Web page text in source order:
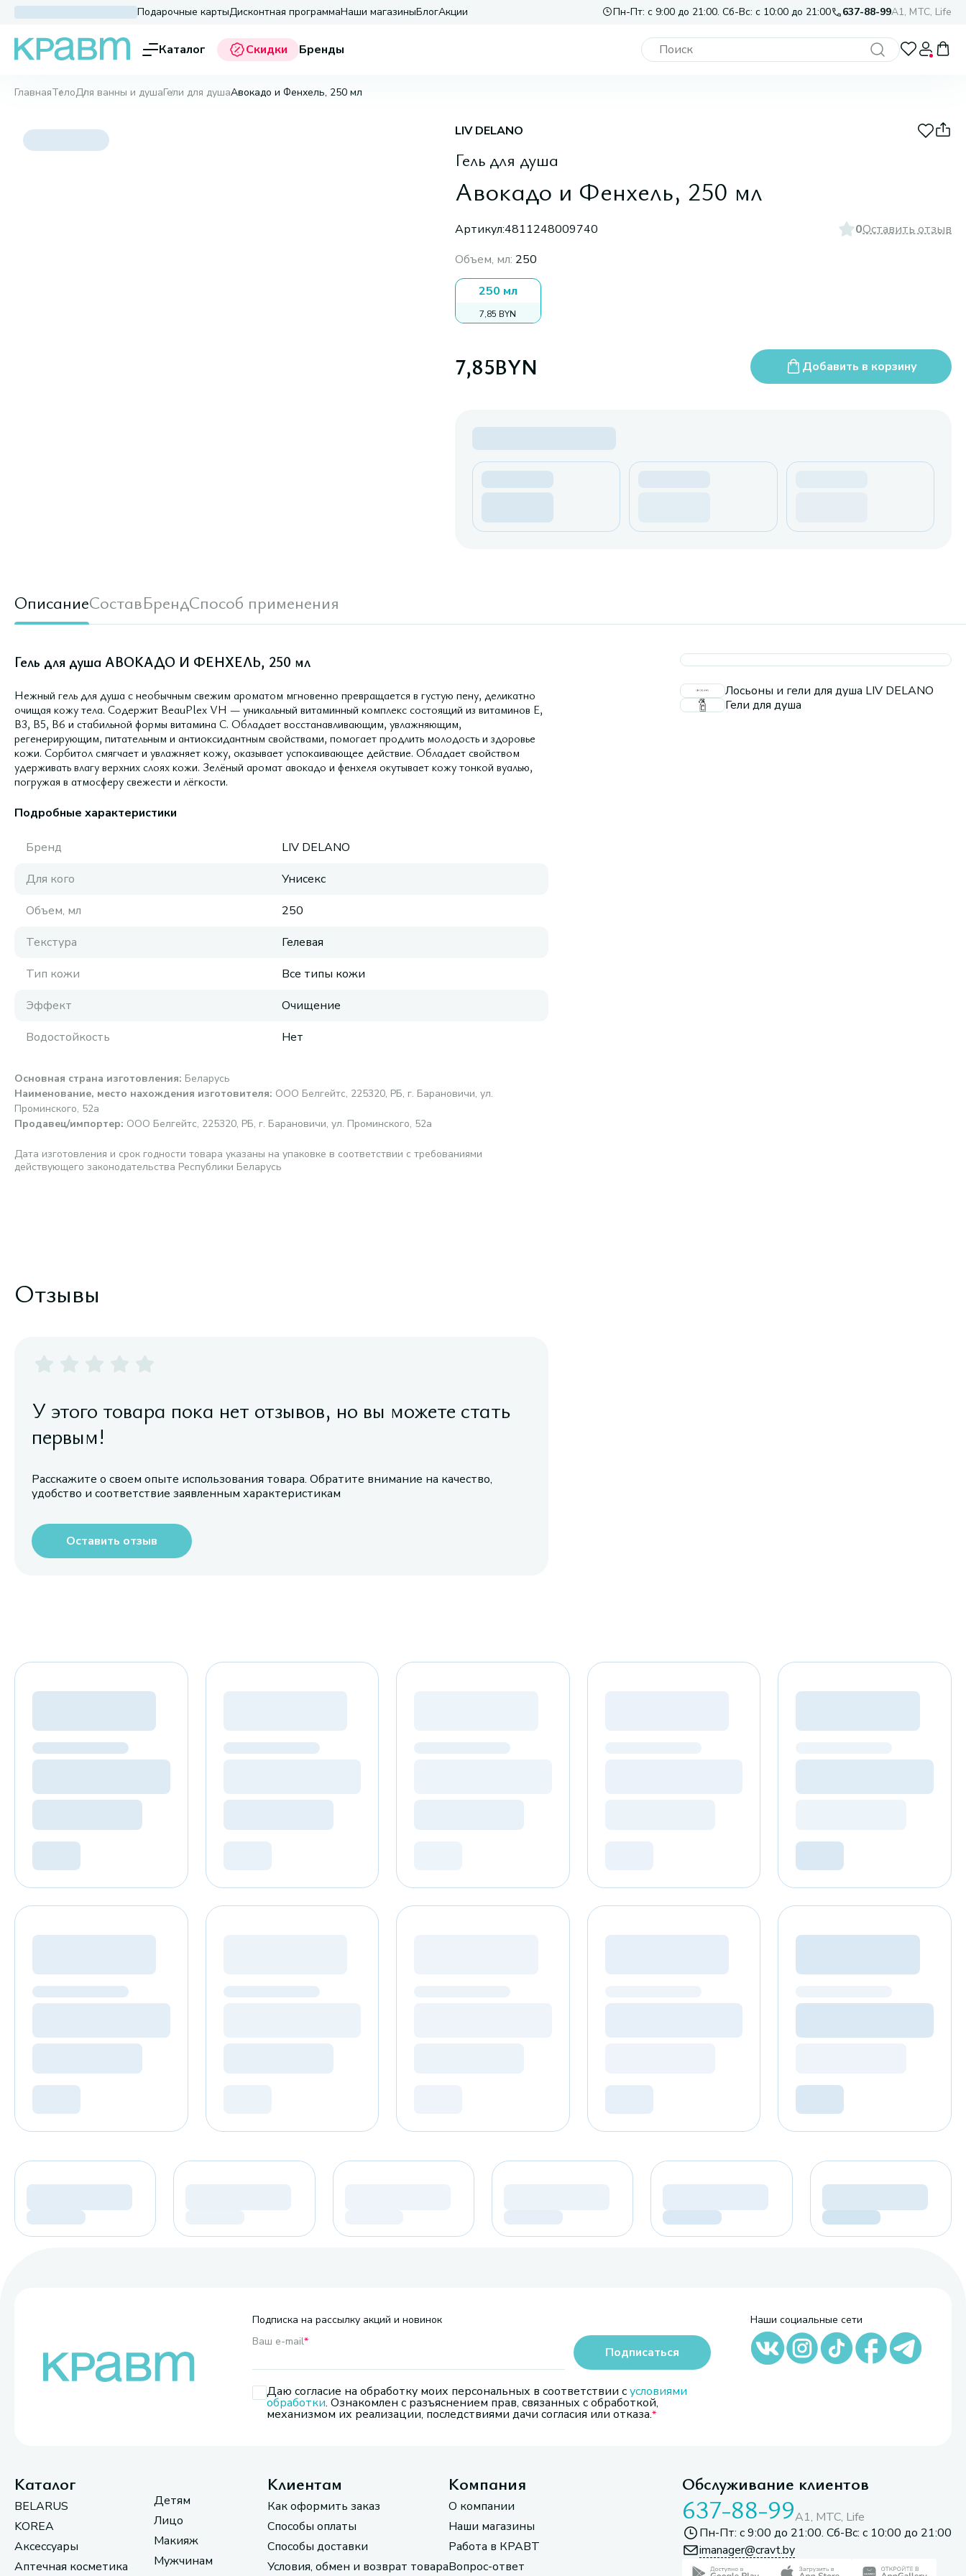
Подарочные картыДисконтная программаНаши магазиныБлогАкции Пн-Пт: с 9:00 до 21:00. Сб-Вс: с 10:00 до 21:00 637-88-99A1, МТС, Life
Каталог Скидки Бренды
ГлавнаяТелоДля ванны и душаГели для душаАвокадо и Фенхель, 250 мл
LIV DELANO
Гель для душа
Авокадо и Фенхель, 250 мл
Артикул:4811248009740 0Оставить отзыв
Объем, мл: 250
250 мл
7,85 BYN
7,85BYN Добавить в корзину
ОписаниеСоставБрендСпособ применения
Гель для душа АВОКАДО И ФЕНХЕЛЬ, 250 мл
Нежный гель для душа с необычным свежим ароматом мгновенно превращается в густую пену, деликатно
очищая кожу тела. Содержит BeauPlex VH — уникальный витаминный комплекс состоящий из витаминов E,
B3, B5, B6 и стабильной формы витамина C. Обладает восстанавливающим, увлажняющим,
регенерирующим, питательным и антиоксидантным свойствами, помогает продлить молодость и здоровье
кожи. Сорбитол смягчает и увлажняет кожу, оказывает успокаивающее действие. Обладает свойством
удерживать влагу верхних слоях кожи. Зелёный аромат авокадо и фенхеля окутывает кожу тонкой вуалью,
погружая в атмосферу свежести и лёгкости.
Подробные характеристики
Бренд
LIV DELANO
Для кого
Унисекс
Объем, мл
250
Текстура
Гелевая
Тип кожи
Все типы кожи
Эффект
Очищение
Водостойкость
Нет
Основная страна изготовления: Беларусь
Наименование, место нахождения изготовителя: ООО Белгейтс, 225320, РБ, г. Барановичи, ул.
Проминского, 52а
Продавец/импортер: ООО Белгейтс, 225320, РБ, г. Барановичи, ул. Проминского, 52а
Дата изготовления и срок годности товара указаны на упаковке в соответствии с требованиями
действующего законодательства Республики Беларусь
Лосьоны и гели для душа LIV DELANO
Гели для душа
Отзывы
У этого товара пока нет отзывов, но вы можете стать
первым!
Расскажите о своем опыте использования товара. Обратите внимание на качество,
удобство и соответствие заявленным характеристикам
Оставить отзыв
Подписка на рассылку акций и новинок
Ваш e-mail*
Даю согласие на обработку моих персональных в соответствии сусловиями
обработки. Ознакомлен с разъяснением прав, связанных с обработкой,
механизмом их реализации, последствиями дачи согласия или отказа.
Подписаться
Наши социальные сети
Каталог
BELARUS
KOREA
Аксессуары
Аптечная косметика
Детям
Лицо
Макияж
Мужчинам
Клиентам
Как оформить заказ
Способы оплаты
Способы доставки
Условия, обмен и возврат товара
Компания
О компании
Наши магазины
Работа в КРАВТ
Вопрос-ответ
Обслуживание клиентов
637-88-99A1, МТС, Life
Пн-Пт: с 9:00 до 21:00. Сб-Вс: с 10:00 до 21:00
imanager@cravt.by